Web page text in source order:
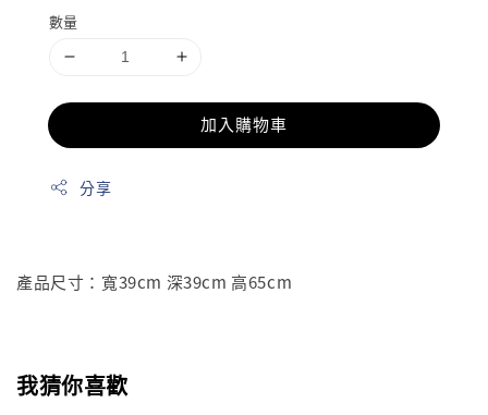
數量
加入購物車
分享
產品尺寸：寬39cm 深39cm 高65cm
我猜你喜歡